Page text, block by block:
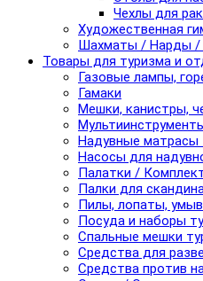
Чехлы для
Художественная
Шахматы / Нарды
Товары для туризма и
Газовые лампы,
Гамаки
Мешки, канистры,
Надувные матрасы
Насосы для
Палатки /
Палки для
Пилы, лопаты,
Посуда и наборы
Спальные мешки
Средства для
Средства против